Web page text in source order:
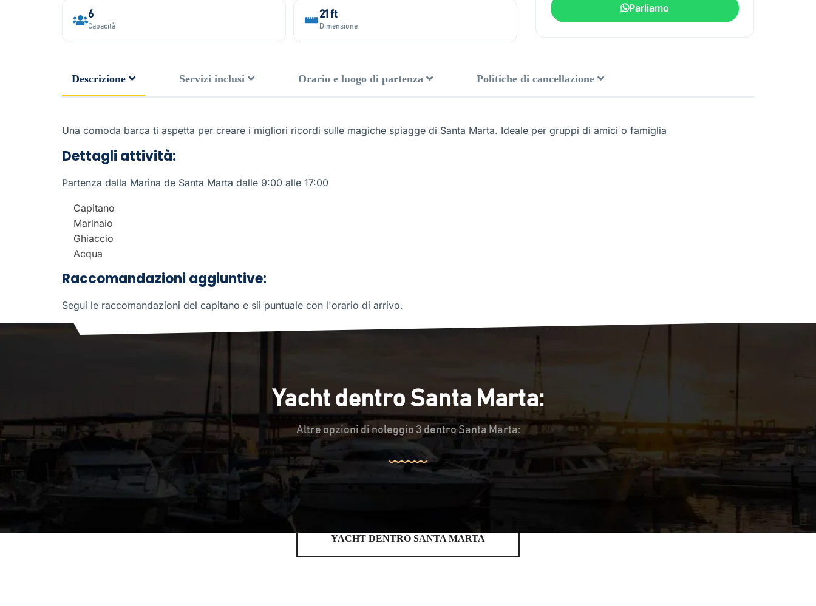
6
Capacità
21 ft
Dimensione
Parliamo
Descrizione Servizi inclusi Orario e luogo di partenza Politiche di cancellazione
Una comoda barca ti aspetta per creare i migliori ricordi sulle magiche spiagge di Santa Marta. Ideale per gruppi di amici o famiglia
Dettagli attività:
Partenza dalla Marina de Santa Marta dalle 9:00 alle 17:00
Capitano
Marinaio
Ghiaccio
Acqua
Raccomandazioni aggiuntive:
Segui le raccomandazioni del capitano e sii puntuale con l'orario di arrivo.
Yacht dentro Santa Marta:
Altre opzioni di noleggio 3 dentro Santa Marta:
YACHT DENTRO SANTA MARTA